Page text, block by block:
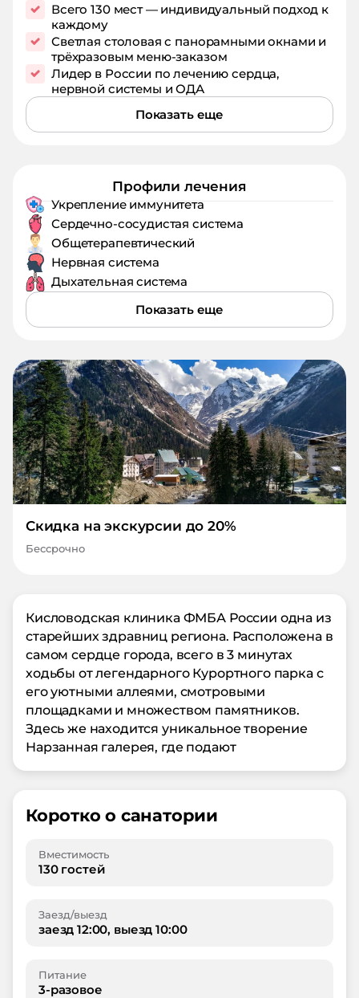
Всего 130 мест — индивидуальный подход к
каждому
Светлая столовая с панорамными окнами и
трёхразовым меню-заказом
Лидер в России по лечению сердца,
нервной системы и ОДА
Показать еще
Профили лечения
Укрепление иммунитета
Сердечно-сосудистая система
Общетерапевтический
Нервная система
Дыхательная система
Показать еще
Скидка на экскурсии до 20%
Бессрочно
Кисловодская клиника ФМБА России одна из
старейших здравниц региона. Расположена в
самом сердце города, всего в 3 минутах
ходьбы от легендарного Курортного парка с
его уютными аллеями, смотровыми
площадками и множеством памятников.
Здесь же находится уникальное творение
Нарзанная галерея, где подают
Коротко о санатории
Вместимость
130 гостей
Заезд/выезд
заезд 12:00, выезд 10:00
Питание
3-разовое